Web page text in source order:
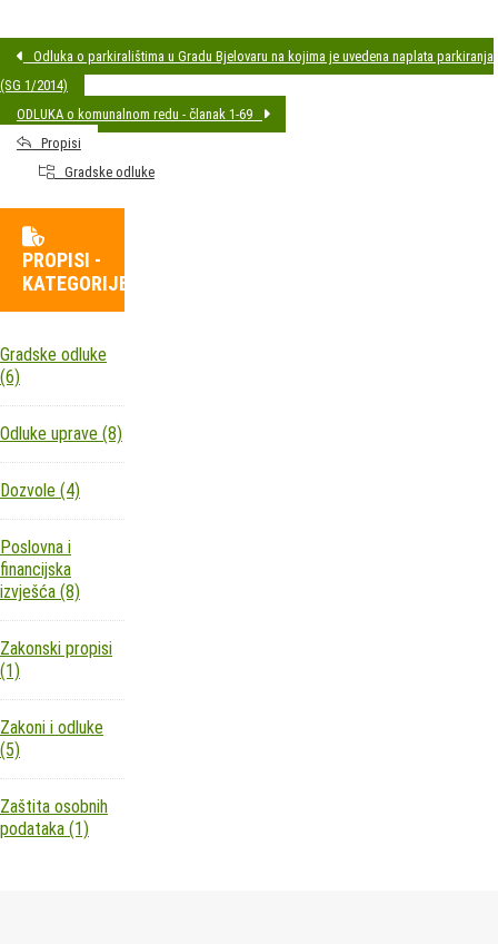
Odluka o parkiralištima u Gradu Bjelovaru na kojima je uvedena naplata parkiranja
(SG 1/2014)
ODLUKA o komunalnom redu - članak 1-69
Propisi
Gradske odluke
PROPISI -
KATEGORIJE
Gradske odluke
(6)
Odluke uprave (8)
Dozvole (4)
Poslovna i
financijska
izvješća (8)
Zakonski propisi
(1)
Zakoni i odluke
(5)
Zaštita osobnih
podataka (1)